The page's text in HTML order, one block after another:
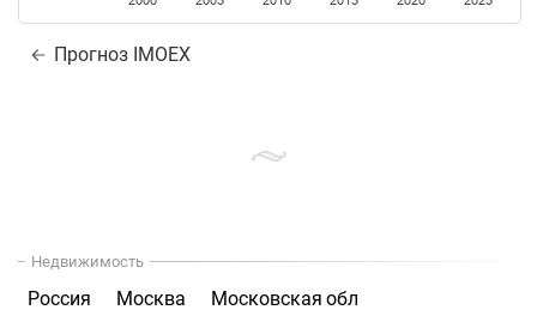
Прогноз IMOEX
Недвижимость
Россия Москва
Московская обл